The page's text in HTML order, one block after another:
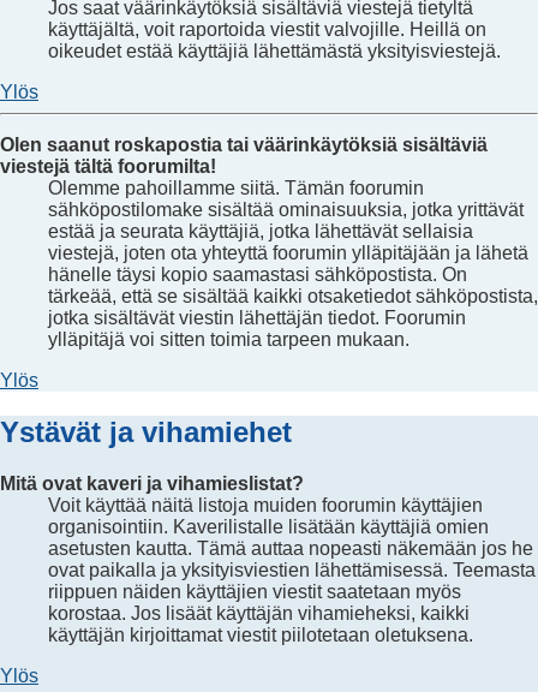
Jos saat väärinkäytöksiä sisältäviä viestejä tietyltä
käyttäjältä, voit raportoida viestit valvojille. Heillä on
oikeudet estää käyttäjiä lähettämästä yksityisviestejä.
Ylös
Olen saanut roskapostia tai väärinkäytöksiä sisältäviä
viestejä tältä foorumilta!
Olemme pahoillamme siitä. Tämän foorumin
sähköpostilomake sisältää ominaisuuksia, jotka yrittävät
estää ja seurata käyttäjiä, jotka lähettävät sellaisia
viestejä, joten ota yhteyttä foorumin ylläpitäjään ja lähetä
hänelle täysi kopio saamastasi sähköpostista. On
tärkeää, että se sisältää kaikki otsaketiedot sähköpostista,
jotka sisältävät viestin lähettäjän tiedot. Foorumin
ylläpitäjä voi sitten toimia tarpeen mukaan.
Ylös
Ystävät ja vihamiehet
Mitä ovat kaveri ja vihamieslistat?
Voit käyttää näitä listoja muiden foorumin käyttäjien
organisointiin. Kaverilistalle lisätään käyttäjiä omien
asetusten kautta. Tämä auttaa nopeasti näkemään jos he
ovat paikalla ja yksityisviestien lähettämisessä. Teemasta
riippuen näiden käyttäjien viestit saatetaan myös
korostaa. Jos lisäät käyttäjän vihamieheksi, kaikki
käyttäjän kirjoittamat viestit piilotetaan oletuksena.
Ylös